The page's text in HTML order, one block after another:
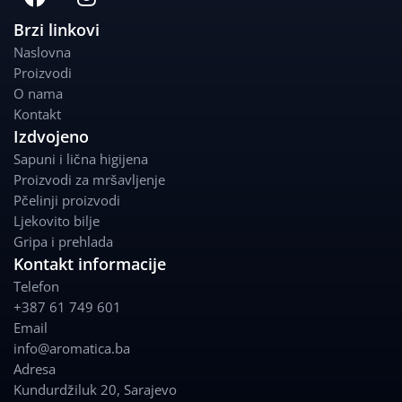
a
c
e
b
o
o
k
n
s
a
m
Brzi linkovi
Naslovna
Proizvodi
O nama
Kontakt
Izdvojeno
Sapuni i lična higijena
Proizvodi za mršavljenje
Pčelinji proizvodi
Ljekovito bilje
Gripa i prehlada
Kontakt informacije
Telefon
+387 61 749 601
Email
info@aromatica.ba
Adresa
Kundurdžiluk 20, Sarajevo